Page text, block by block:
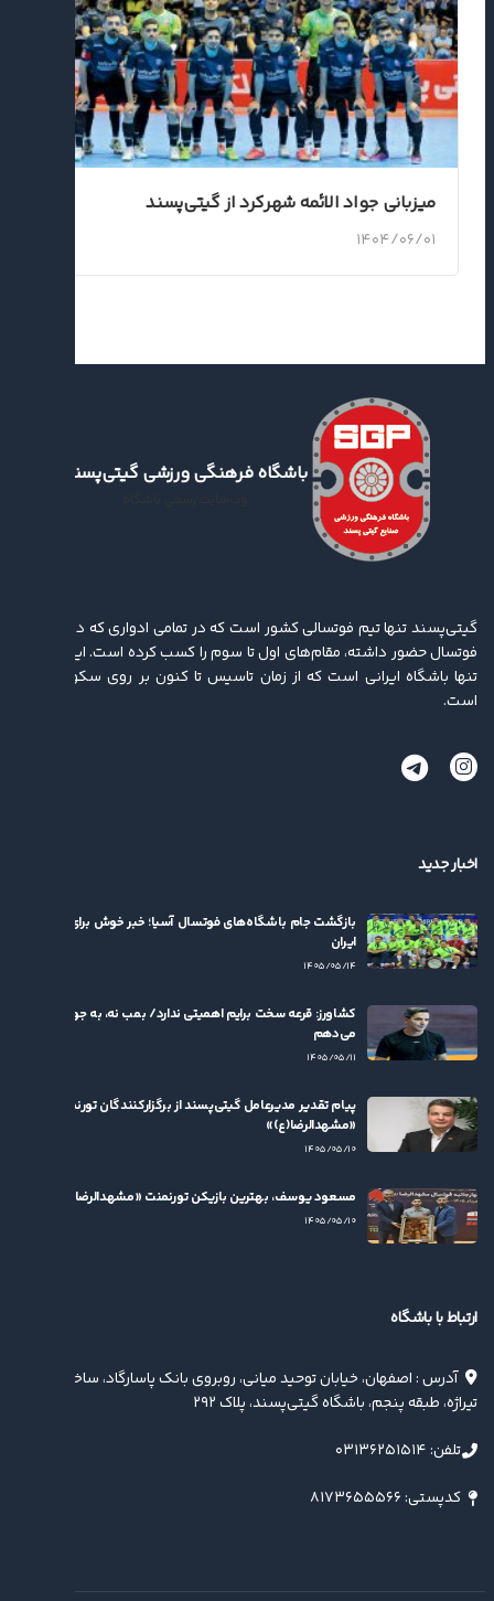
میزبانی جواد الائمه شهرکرد از گیتی‌پسند
۱۴۰۴/۰۶/۰۱
باشگاه فرهنگی ورزشی گیتی‌پسند
گیتی‌پسند تنها تیم فوتسالی کشور است که در تمامی ادواری که در لیگ برتر
فوتسال حضور داشته، مقام‌های اول تا سوم را کسب کرده ‌است. این باشگاه
تنها باشگاه ایرانی است که از زمان تاسیس تا کنون بر روی سکو ایستاده
است.
اخبار جدید
بازگشت جام باشگاه‌های فوتسال آسیا؛ خبر خوش برای فوتسال
ایران
۱۴۰۵/۰۵/۱۴
کشاورز: قرعه سخت برایم اهمیتی ندارد/ بمب نه، به جوان‌ها بها
می‌دهم
۱۴۰۵/۰۵/۱۱
پیام تقدیر مدیرعامل گیتی‌پسند از برگزارکنندگان تورنمنت
«مشهدالرضا(ع)»
۱۴۰۵/۰۵/۱۰
مسعود یوسف، بهترین بازیکن تورنمنت «مشهدالرضا(ع)» شد
۱۴۰۵/۰۵/۱۰
ارتباط با باشگاه
آدرس : اصفهان، خیابان توحید میانی، روبروی بانک پاسارگاد، ساختمان
تیراژه، طبقه پنجم، باشگاه گیتی‌پسند، پلاک ۲۹۲
تلفن: ۰۳۱۳۶۲۵۱۵۱۴
کدپستی: ۸۱۷۳۶۵۵۵۶۶